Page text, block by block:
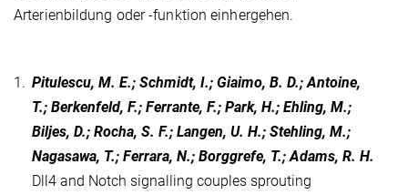
Arterienbildung oder -funktion einhergehen.
1. Pitulescu, M. E.; Schmidt, I.; Giaimo, B. D.; Antoine,
T.; Berkenfeld, F.; Ferrante, F.; Park, H.; Ehling, M.;
Biljes, D.; Rocha, S. F.; Langen, U. H.; Stehling, M.;
Nagasawa, T.; Ferrara, N.; Borggrefe, T.; Adams, R. H.
Dll4 and Notch signalling couples sprouting